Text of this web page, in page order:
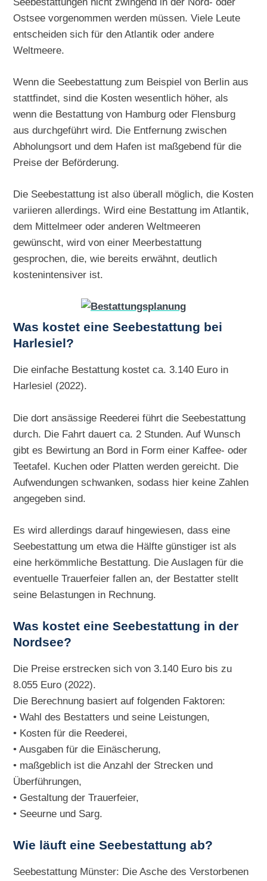
Ostsee vorgenommen werden müssen. Viele Leute
entscheiden sich für den Atlantik oder andere
Weltmeere.
Wenn die Seebestattung zum Beispiel von Berlin aus
stattfindet, sind die Kosten wesentlich höher, als
wenn die Bestattung von Hamburg oder Flensburg
aus durchgeführt wird. Die Entfernung zwischen
Abholungsort und dem Hafen ist maßgebend für die
Preise der Beförderung.
Die Seebestattung ist also überall möglich, die Kosten
variieren allerdings. Wird eine Bestattung im Atlantik,
dem Mittelmeer oder anderen Weltmeeren
gewünscht, wird von einer Meerbestattung
gesprochen, die, wie bereits erwähnt, deutlich
kostenintensiver ist.
Was kostet eine Seebestattung bei
Harlesiel?
Die einfache Bestattung kostet ca. 3.140 Euro in
Harlesiel (2022).
Die dort ansässige Reederei führt die Seebestattung
durch. Die Fahrt dauert ca. 2 Stunden. Auf Wunsch
gibt es Bewirtung an Bord in Form einer Kaffee- oder
Teetafel. Kuchen oder Platten werden gereicht. Die
Aufwendungen schwanken, sodass hier keine Zahlen
angegeben sind.
Es wird allerdings darauf hingewiesen, dass eine
Seebestattung um etwa die Hälfte günstiger ist als
eine herkömmliche Bestattung. Die Auslagen für die
eventuelle Trauerfeier fallen an, der Bestatter stellt
seine Belastungen in Rechnung.
Was kostet eine Seebestattung in der
Nordsee?
Die Preise erstrecken sich von 3.140 Euro bis zu
8.055 Euro (2022).
Die Berechnung basiert auf folgenden Faktoren:
• Wahl des Bestatters und seine Leistungen,
• Kosten für die Reederei,
• Ausgaben für die Einäscherung,
• maßgeblich ist die Anzahl der Strecken und
Überführungen,
• Gestaltung der Trauerfeier,
• Seeurne und Sarg.
Wie läuft eine Seebestattung ab?
Seebestattung Münster: Die Asche des Verstorbenen